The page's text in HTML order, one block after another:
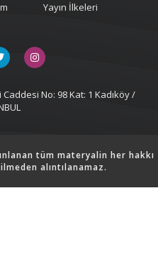
Yayın İlkeleri
No: 98 Kat: 1 Kadıköy /
tüm materyalin her hakkı
alıntılanamaz.